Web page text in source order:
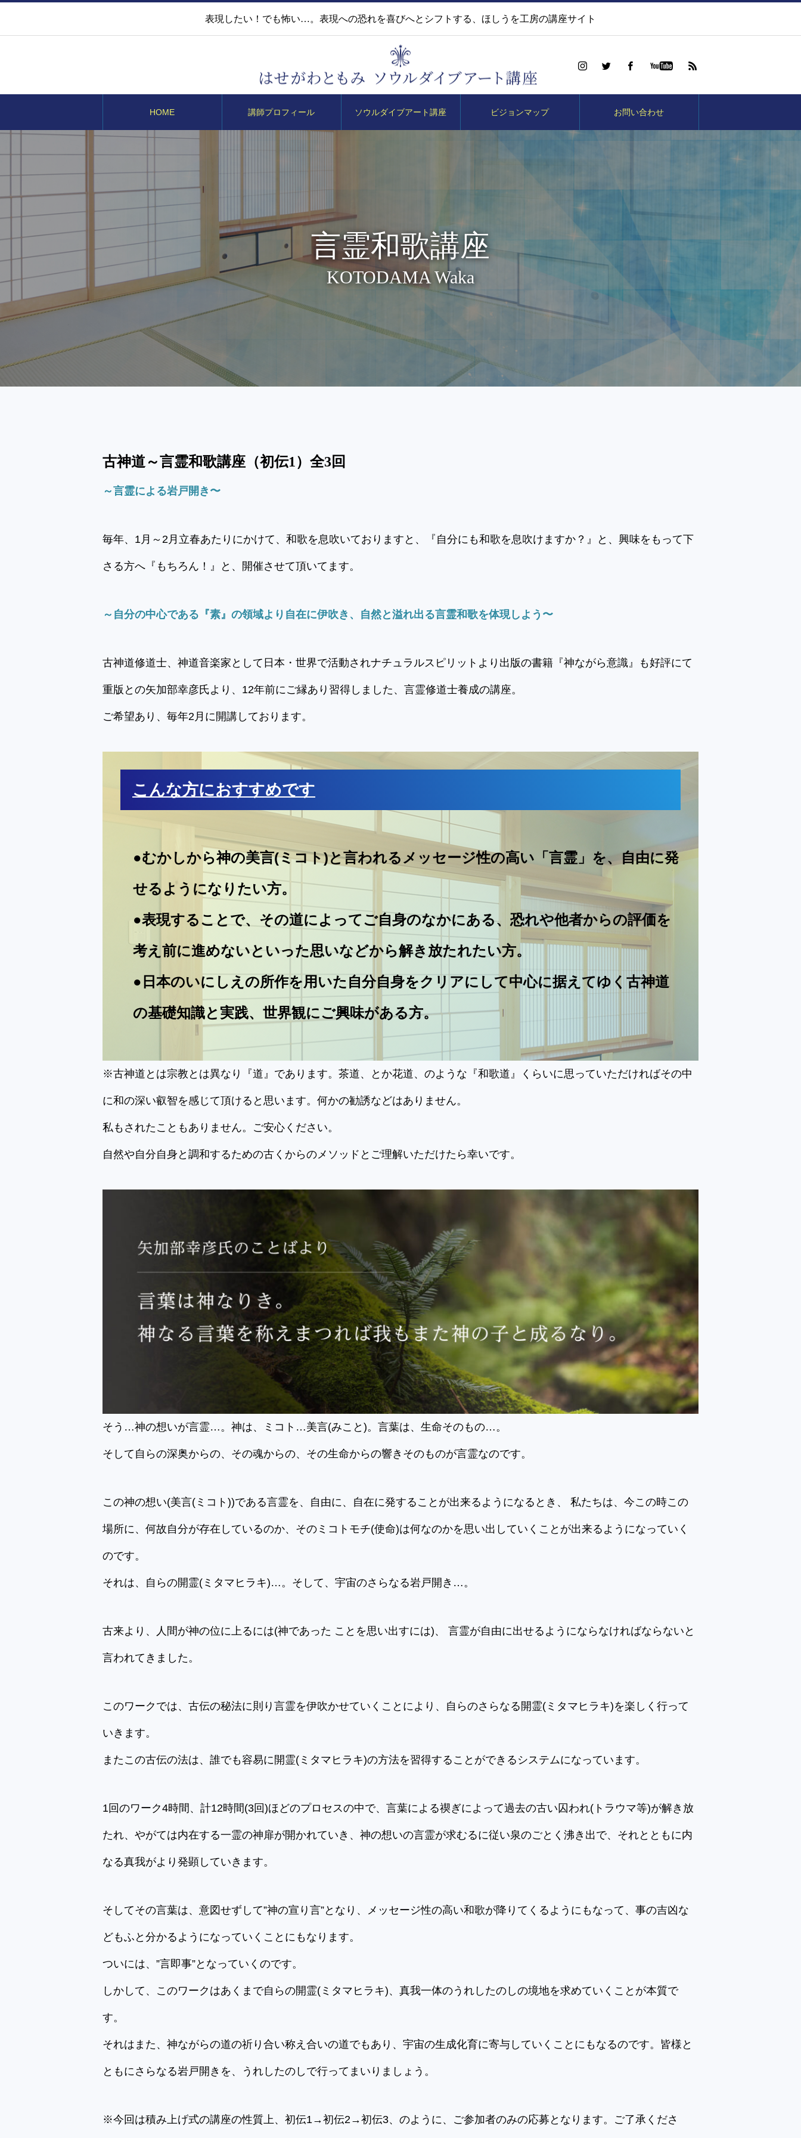
表現したい！でも怖い…。表現への恐れを喜びへとシフトする、ほしうを工房の講座サイト
HOME 講師プロフィール ソウルダイブアート講座 ビジョンマップ お問い合わせ
言霊和歌講座
KOTODAMA Waka
古神道～言霊和歌講座（初伝1）全3回
～言霊による岩戸開き〜
毎年、1月～2月立春あたりにかけて、和歌を息吹いておりますと、『自分にも和歌を息吹けますか？』と、興味をもって下
さる方へ『もちろん！』と、開催させて頂いてます。
～自分の中心である『素』の領域より自在に伊吹き、自然と溢れ出る言霊和歌を体現しよう〜
古神道修道士、神道音楽家として日本・世界で活動されナチュラルスピリットより出版の書籍『神ながら意識』も好評にて
重版との矢加部幸彦氏より、12年前にご縁あり習得しました、言霊修道士養成の講座。
ご希望あり、毎年2月に開講しております。
こんな方におすすめです
●むかしから神の美言(ミコト)と言われるメッセージ性の高い「言霊」を、自由に発
せるようになりたい方。
●表現することで、その道によってご自身のなかにある、恐れや他者からの評価を
考え前に進めないといった思いなどから解き放たれたい方。
●日本のいにしえの所作を用いた自分自身をクリアにして中心に据えてゆく古神道
の基礎知識と実践、世界観にご興味がある方。
※古神道とは宗教とは異なり『道』であります。茶道、とか花道、のような『和歌道』くらいに思っていただければその中
に和の深い叡智を感じて頂けると思います。何かの勧誘などはありません。
私もされたこともありません。ご安心ください。
自然や自分自身と調和するための古くからのメソッドとご理解いただけたら幸いです。
そう…神の想いが言霊…。神は、ミコト…美言(みこと)。言葉は、生命そのもの…。
そして自らの深奥からの、その魂からの、その生命からの響きそのものが言霊なのです。
この神の想い(美言(ミコト))である言霊を、自由に、自在に発することが出来るようになるとき、 私たちは、今この時この
場所に、何故自分が存在しているのか、そのミコトモチ(使命)は何なのかを思い出していくことが出来るようになっていく
のです。
それは、自らの開霊(ミタマヒラキ)…。そして、宇宙のさらなる岩戸開き…。
古来より、人間が神の位に上るには(神であった ことを思い出すには)、 言霊が自由に出せるようにならなければならないと
言われてきました。
このワークでは、古伝の秘法に則り言霊を伊吹かせていくことにより、自らのさらなる開霊(ミタマヒラキ)を楽しく行って
いきます。
またこの古伝の法は、誰でも容易に開霊(ミタマヒラキ)の方法を習得することができるシステムになっています。
1回のワーク4時間、計12時間(3回)ほどのプロセスの中で、言葉による禊ぎによって過去の古い囚われ(トラウマ等)が解き放
たれ、やがては内在する一霊の神扉が開かれていき、神の想いの言霊が求むるに従い泉のごとく沸き出で、それとともに内
なる真我がより発顕していきます。
そしてその言葉は、意図せずして”神の宣り言”となり、メッセージ性の高い和歌が降りてくるようにもなって、事の吉凶な
どもふと分かるようになっていくことにもなります。
ついには、”言即事”となっていくのです。
しかして、このワークはあくまで自らの開霊(ミタマヒラキ)、真我一体のうれしたのしの境地を求めていくことが本質で
す。
それはまた、神ながらの道の祈り合い称え合いの道でもあり、宇宙の生成化育に寄与していくことにもなるのです。皆様と
ともにさらなる岩戸開きを、うれしたのしで行ってまいりましょう。
※今回は積み上げ式の講座の性質上、初伝1→初伝2→初伝3、のように、ご参加者のみの応募となります。ご了承くださ